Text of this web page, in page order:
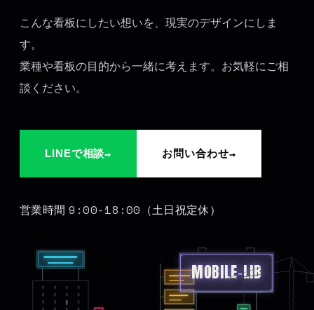
こんな看板にしたい想いを、現実のデザインにしま
す。
業種や看板の目的から一緒に考えます。お気軽にご相
談ください。
LINEで相談→ お問い合わせ→
営業時間 9:00-18:00 （土日祝定休）
MOBILE-LIB